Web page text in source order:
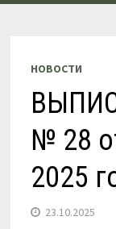
НОВОСТИ
№ 28
2025
23.10.2025